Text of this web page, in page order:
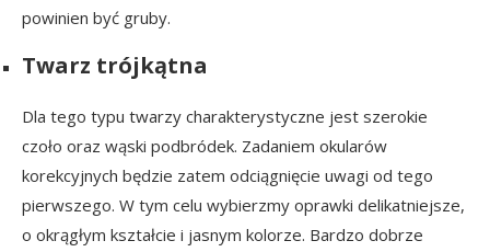
powinien być gruby.
Twarz trójkątna
Dla tego typu twarzy charakterystyczne jest szerokie
czoło oraz wąski podbródek. Zadaniem okularów
korekcyjnych będzie zatem odciągnięcie uwagi od tego
pierwszego. W tym celu wybierzmy oprawki delikatniejsze,
o okrągłym kształcie i jasnym kolorze. Bardzo dobrze